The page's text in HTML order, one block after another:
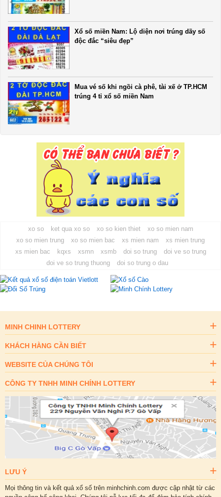
Xổ số miền Nam: Lộ diện nơi trúng dãy số
độc đắc “siêu đẹp”
Mua vé số khi ngồi cà phê, tài xế ở TP.HCM
trúng 4 tỉ xổ số miền Nam
xo so ket qua xo so xo so kien thiet
xo so mien nam
xo so mien trung
xo so mien bac xs mien nam
xs mien trung
xs mien bac
kqxs xsmn xsmb doi so trung
doi ve so trung
doi ve so trung thuong
doi so trung o dau
MINH CHINH LOTTERY
KHÁCH HÀNG CẦN BIẾT
WEBSITE CỦA CHÚNG TÔI
CÔNG TY TNHH MINH CHÍNH LOTTERY
LƯU Ý
Mọi thông tin và kết quả xổ số trên minhchinh.com được cập nhật từ các